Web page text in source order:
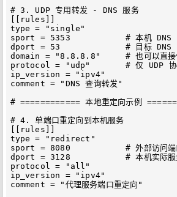
# 3. UDP 专用转发 - DNS 服务
[[rules]]
type = "single"
sport = 5353           # 本机 DNS
dport = 53             # 目标 DNS
domain = "8.8.8.8"     # 也可以直接
protocol = "udp"       # 仅 UDP 协
ip_version = "ipv4"
comment = "DNS 查询转发"
# ============ 本地重定向示例
# 4. 单端口重定向到本机服务
[[rules]]
type = "redirect"
sport = 8080           # 外部访问端
dport = 3128           # 本机实际服
protocol = "all"
ip_version = "ipv4"
comment = "代理服务端口重定向"